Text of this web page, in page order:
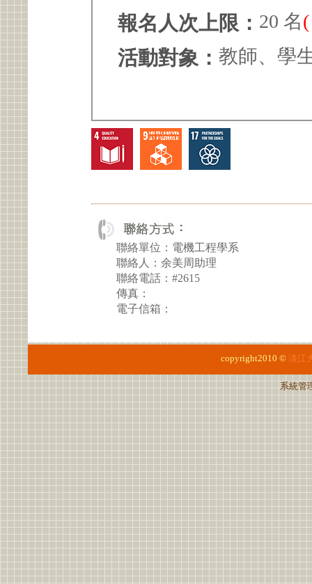
報名人次上限： 20 名
活動對象： 教師、學
聯絡單位：電機工程學系
聯絡人：余美周助理
聯絡電話：#2615
傳真：
電子信箱：
copyright2010 © 淡江
系統管